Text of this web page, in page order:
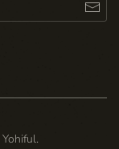
Yohiful.